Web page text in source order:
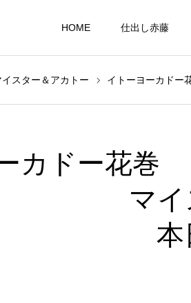
HOME 仕出し赤藤
イスター＆アカトー イトーヨー
カドー花巻
スタ
のお